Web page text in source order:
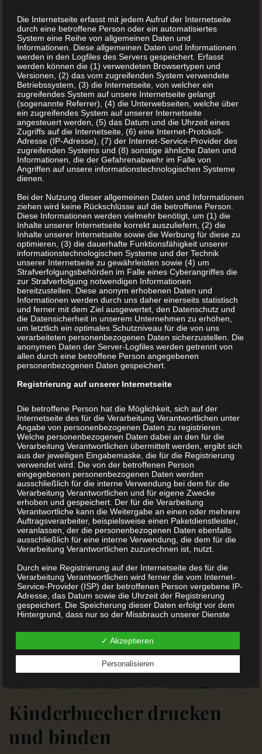
Staatspreis schönste
Bücher Österreichs
Verleihung des Staatspreises für die schönsten Bücher
Österreichs Wenn alles passt … Idee Beratung
Gestaltung Auswahl Druck Veredelung und Einreichung
ist der www.BuchDrucker.at in Höchstform. Am
11.11.2021 wurde auf der Buch Wien das Projekt von
David Einwaller als eines der schönsten Bücher 2020
mit dem Staatspreis ausgezeichnet. Wenn auch Sie ein
MEHR LESEN
Kinderbuecher drucken
und binden
Die Internetseite erfasst mit jedem Aufruf der Internetseite
durch eine betroffene Person oder ein automatisiertes
System eine Reihe von allgemeinen Daten und
Informationen. Diese allgemeinen Daten und Informationen
werden in den Logfiles des Servers gespeichert. Erfasst
werden können die (1) verwendeten Browsertypen und
Versionen, (2) das vom zugreifenden System verwendete
Betriebssystem, (3) die Internetseite, von welcher ein
zugreifendes System auf unsere Internetseite gelangt
(sogenannte Referrer), (4) die Unterwebseiten, welche über
ein zugreifendes System auf unserer Internetseite
angesteuert werden, (5) das Datum und die Uhrzeit eines
Zugriffs auf die Internetseite, (6) eine Internet-Protokoll-
Adresse (IP-Adresse), (7) der Internet-Service-Provider des
zugreifenden Systems und (8) sonstige ähnliche Daten und
Informationen, die der Gefahrenabwehr im Falle von
Angriffen auf unsere informationstechnologischen Systeme
dienen.
Bei der Nutzung dieser allgemeinen Daten und Informationen
ziehen wird keine Rückschlüsse auf die betroffene Person.
Diese Informationen werden vielmehr benötigt, um (1) die
Inhalte unserer Internetseite korrekt auszuliefern, (2) die
Inhalte unserer Internetseite sowie die Werbung für diese zu
optimieren, (3) die dauerhafte Funktionsfähigkeit unserer
informationstechnologischen Systeme und der Technik
unserer Internetseite zu gewährleisten sowie (4) um
Strafverfolgungsbehörden im Falle eines Cyberangriffes die
zur Strafverfolgung notwendigen Informationen
bereitzustellen. Diese anonym erhobenen Daten und
Informationen werden durch uns daher einerseits statistisch
und ferner mit dem Ziel ausgewertet, den Datenschutz und
die Datensicherheit in unserem Unternehmen zu erhöhen,
um letztlich ein optimales Schutzniveau für die von uns
verarbeiteten personenbezogenen Daten sicherzustellen. Die
anonymen Daten der Server-Logfiles werden getrennt von
allen durch eine betroffene Person angegebenen
personenbezogenen Daten gespeichert.
Registrierung auf unserer Internetseite
Die betroffene Person hat die Möglichkeit, sich auf der
Internetseite des für die Verarbeitung Verantwortlichen unter
Angabe von personenbezogenen Daten zu registrieren.
Welche personenbezogenen Daten dabei an den für die
Verarbeitung Verantwortlichen übermittelt werden, ergibt sich
aus der jeweiligen Eingabemaske, die für die Registrierung
verwendet wird. Die von der betroffenen Person
eingegebenen personenbezogenen Daten werden
ausschließlich für die interne Verwendung bei dem für die
Verarbeitung Verantwortlichen und für eigene Zwecke
erhoben und gespeichert. Der für die Verarbeitung
Verantwortliche kann die Weitergabe an einen oder mehrere
Auftragsverarbeiter, beispielsweise einen Paketdienstleister,
veranlassen, der die personenbezogenen Daten ebenfalls
ausschließlich für eine interne Verwendung, die dem für die
Verarbeitung Verantwortlichen zuzurechnen ist, nutzt.
Durch eine Registrierung auf der Internetseite des für die
Verarbeitung Verantwortlichen wird ferner die vom Internet-
Service-Provider (ISP) der betroffenen Person vergebene IP-
Adresse, das Datum sowie die Uhrzeit der Registrierung
gespeichert. Die Speicherung dieser Daten erfolgt vor dem
Hintergrund, dass nur so der Missbrauch unserer Dienste
ermöglichen, begangene Straftaten aufzuklären. Insofern ist
die Speicherung dieser Daten zur Absicherung des für die
Verarbeitung Verantwortlichen erforderlich. Eine Weitergabe
dieser Daten an Dritte erfolgt grundsätzlich nicht, sofern
Angabe personenbezogener Daten dient dem für die
Verarbeitung Verantwortlichen dazu, der betroffenen Person
der Sache nur registrierten Benutzern angeboten werden
können. Registrierten Personen steht die Möglichkeit frei, die
✓ Akzeptieren
Personalisieren